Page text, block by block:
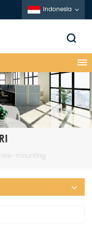
Indonesia
mounting